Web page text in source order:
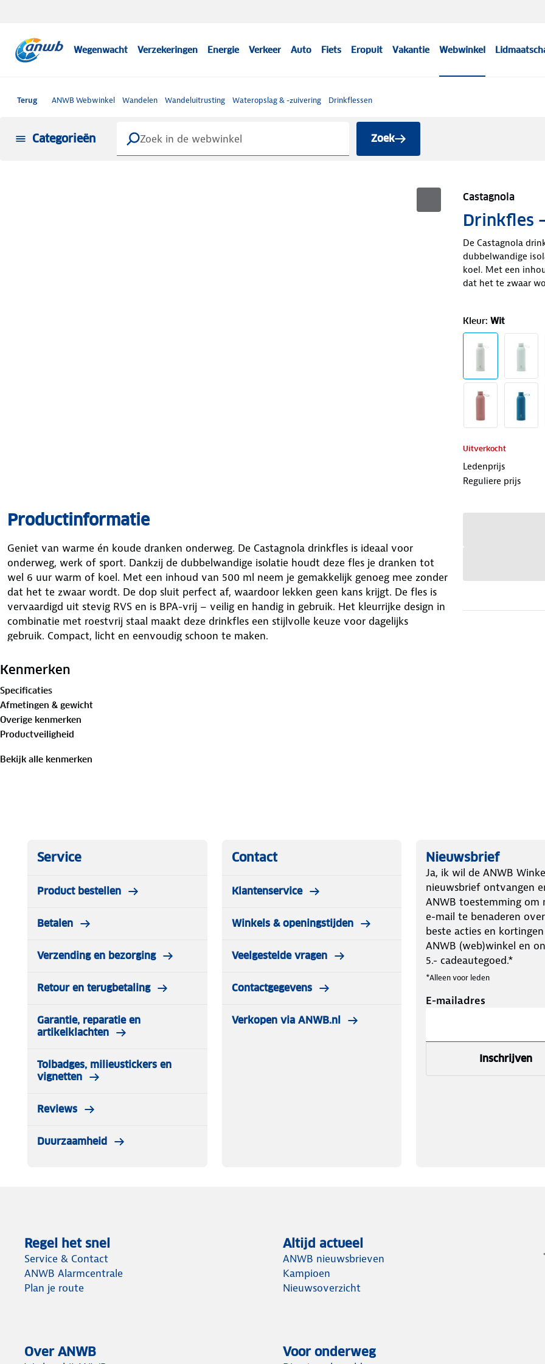
Wegenwacht Verzekeringen Energie Verkeer Auto Fiets Eropuit Vakantie Webwinkel
Terug ANWB Webwinkel Wandelen Wandeluitrusting Wateropslag & -zuivering Drinkflessen
Categorieën Zoek
Castagnola
Drinkfles
De Castagnola
dubbelwandige
koel. Met een
dat het te zwaar
Kleur: Wit
Uitverkocht
Ledenprijs
Reguliere prijs
Productinformatie
Geniet van warme én koude dranken onderweg. De Castagnola drinkfles is ideaal voor
onderweg, werk of sport. Dankzij de dubbelwandige isolatie houdt deze fles je dranken tot
wel 6 uur warm of koel. Met een inhoud van 500 ml neem je gemakkelijk genoeg mee zonder
dat het te zwaar wordt. De dop sluit perfect af, waardoor lekken geen kans krijgt. De fles is
vervaardigd uit stevig RVS en is BPA-vrij – veilig en handig in gebruik. Het kleurrijke design in
combinatie met roestvrij staal maakt deze drinkfles een stijlvolle keuze voor dagelijks
gebruik. Compact, licht en eenvoudig schoon te maken.
Kenmerken
Specificaties
Afmetingen & gewicht
Overige kenmerken
Productveiligheid
Bekijk alle kenmerken
Service
Product bestellen
Betalen
Verzending en bezorging
Retour en terugbetaling
Garantie, reparatie en
artikelklachten
Tolbadges, milieustickers en
vignetten
Reviews
Duurzaamheid
Contact
Klantenservice
Winkels & openingstijden
Veelgestelde vragen
Contactgegevens
Verkopen via ANWB.nl
Nieuwsbrief
Ja, ik wil de ANWB
nieuwsbrief ontvangen
ANWB toestemming om
e-mail te benaderen
beste acties en
ANWB (web)winkel en
5.- cadeautegoed.*
*Alleen voor leden
E-mailadres
Inschrijven
Regel het snel
Service & Contact
ANWB Alarmcentrale
Plan je route
Altijd actueel
ANWB nieuwsbrieven
Kampioen
Nieuwsoverzicht
Over ANWB Voor onderweg